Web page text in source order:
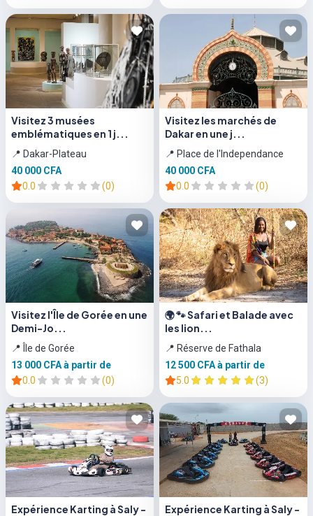
Visitez 3 musées
emblématiques en 1 j...
📍 Dakar-Plateau
40 000 CFA
0.0
(0)
Visitez les marchés de
Dakar en une j...
📍 Place de l'Independance
40 000 CFA
0.0
(0)
Visitez l'Île de Gorée en une
Demi-Jo...
📍 Île de Gorée
13 000 CFAà partir de
0.0
(0)
🌍 🐾 Safari et Balade avec
les lion...
📍 Réserve de Fathala
12 500 CFAà partir de
5.0
(3)
Expérience Karting à Saly -
Expérience Karting à Saly -